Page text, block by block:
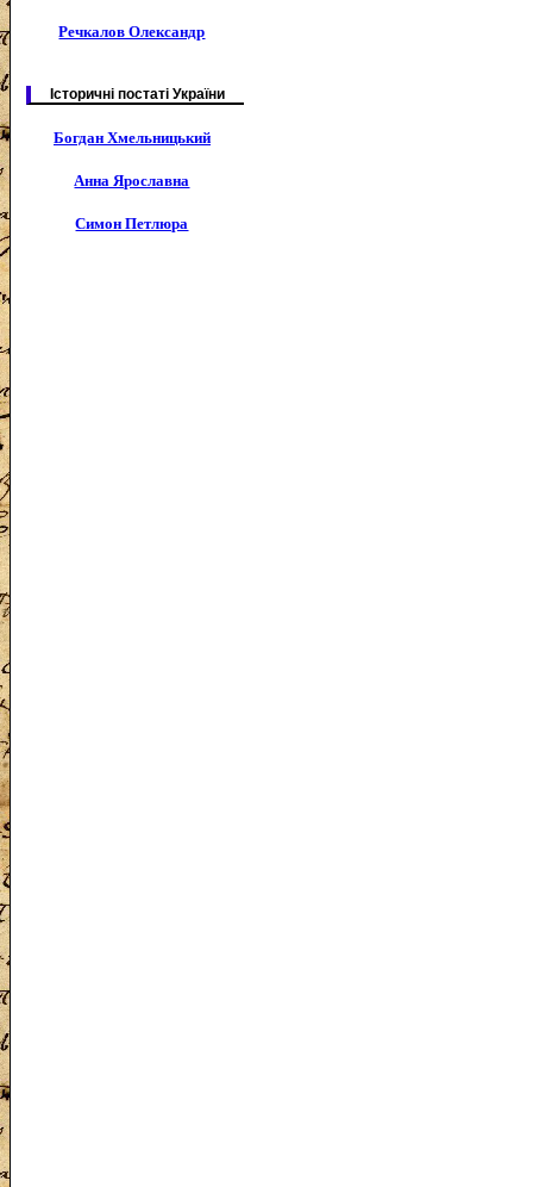
Речкалов Олександр
Історичні постаті України
Богдан Хмельницький
Анна Ярославна
Симон Петлюра